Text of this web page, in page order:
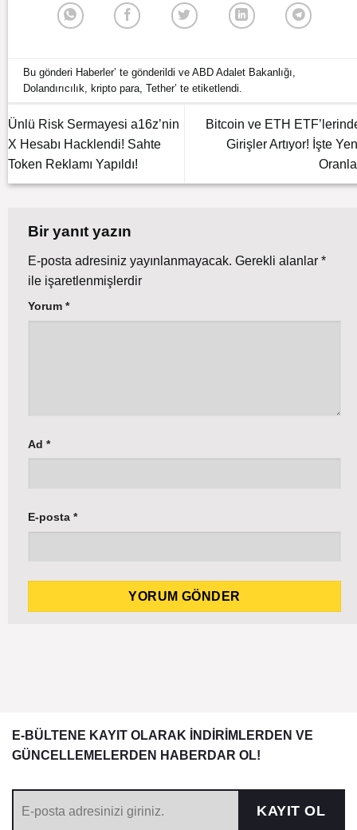
Bu gönderi Haberler’ te gönderildi veABD Adalet Bakanlığı
Dolandırıcılık ,kripto para ,Tether’ te etiketlendi.
Ünlü Risk Sermayesi a16z’nin
X Hesabı Hacklendi! Sahte
Token Reklamı Yapıldı!
Bitcoin ve ETH
Girişler Artıyor! İşte
Bir yanıt yazın
E-posta adresiniz yayınlanmayacak. Gerekli alanlar *
ile işaretlenmişlerdir
Yorum *
Ad *
E-posta *
E-BÜLTENE KAYIT OLARAK İNDİRİMLERDEN VE
GÜNCELLEMELERDEN HABERDAR OL!
KAYIT OL